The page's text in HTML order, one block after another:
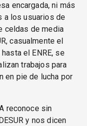
encargada, ni más
a los usuarios de
celdas de media
casualmente el
el ENRE, se
trabajos para
en pie de lucha por
reconoce sin
y nos dicen